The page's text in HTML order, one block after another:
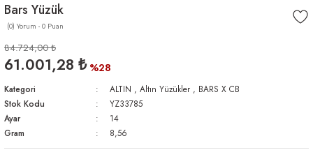
Bars Yüzük
(0) Yorum - 0 Puan
84.724,00 ₺
61.001,28 ₺ %28
Kategori ALTIN , Altın Yüzükler , BARS X CB
Stok Kodu
YZ33785
Ayar
14
Gram
8,56